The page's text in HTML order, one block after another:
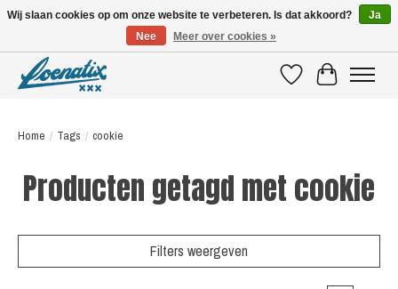
VerlanglijstWinkelwagen
Home / Tags / cookie
Producten getagd met cookie
Filters weergeven
Wij slaan cookies op om onze website te verbeteren. Is dat akkoord?
Ja
Nee
Meer over cookies »